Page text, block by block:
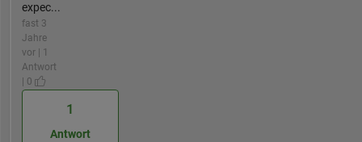
expec...
fast 3
Jahre
vor | 1
Antwort
| 0
1
Antwort